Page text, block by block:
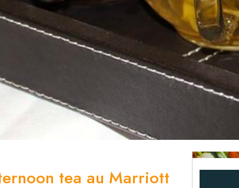
tea au Marriott